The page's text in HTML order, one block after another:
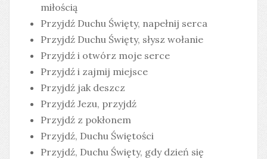
miłością
Przyjdź Duchu Święty, napełnij serca
Przyjdź Duchu Święty, słysz wołanie
Przyjdź i otwórz moje serce
Przyjdź i zajmij miejsce
Przyjdź jak deszcz
Przyjdź Jezu, przyjdź
Przyjdź z pokłonem
Przyjdź, Duchu Świętości
Przyjdź, Duchu Święty, gdy dzień się